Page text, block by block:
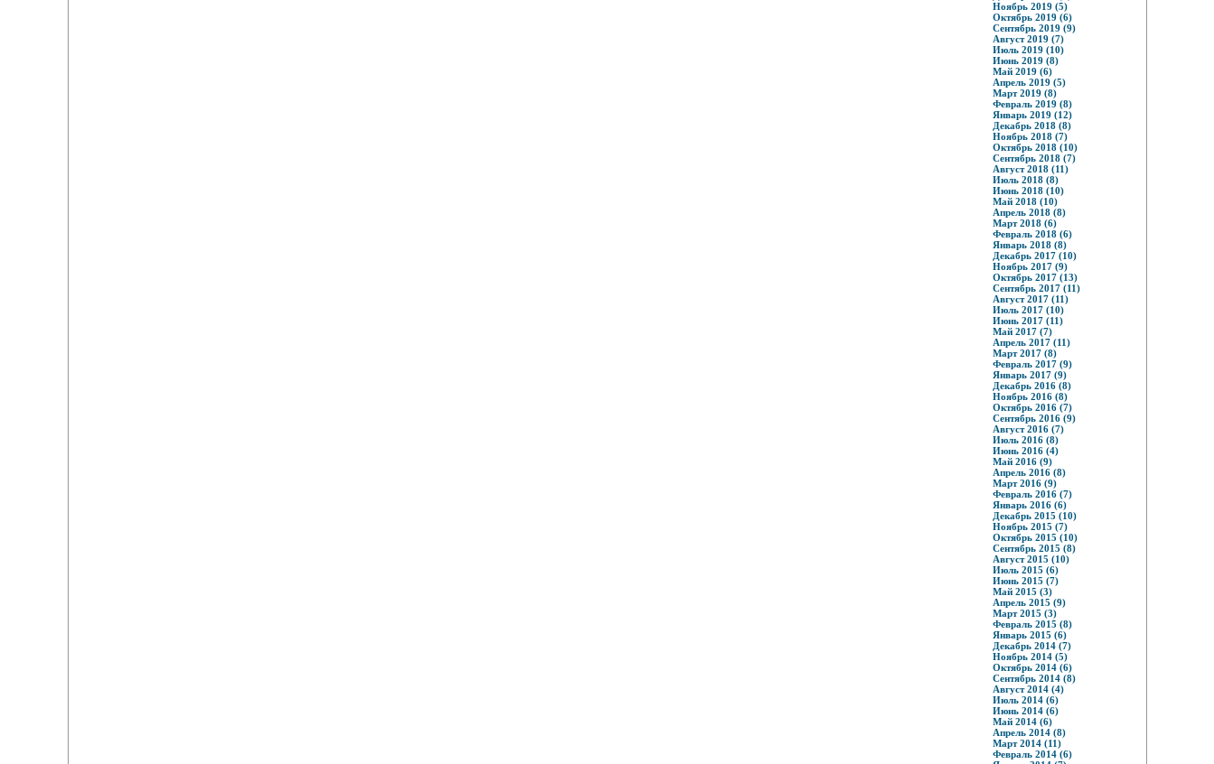
Ноябрь 2019 (5)
Октябрь 2019 (6)
Сентябрь 2019 (9)
Август 2019 (7)
Июль 2019 (10)
Июнь 2019 (8)
Май 2019 (6)
Апрель 2019 (5)
Март 2019 (8)
Февраль 2019 (8)
Январь 2019 (12)
Декабрь 2018 (8)
Ноябрь 2018 (7)
Октябрь 2018 (10)
Сентябрь 2018 (7)
Август 2018 (11)
Июль 2018 (8)
Июнь 2018 (10)
Май 2018 (10)
Апрель 2018 (8)
Март 2018 (6)
Февраль 2018 (6)
Январь 2018 (8)
Декабрь 2017 (10)
Ноябрь 2017 (9)
Октябрь 2017 (13)
Сентябрь 2017 (11)
Август 2017 (11)
Июль 2017 (10)
Июнь 2017 (11)
Май 2017 (7)
Апрель 2017 (11)
Март 2017 (8)
Февраль 2017 (9)
Январь 2017 (9)
Декабрь 2016 (8)
Ноябрь 2016 (8)
Октябрь 2016 (7)
Сентябрь 2016 (9)
Август 2016 (7)
Июль 2016 (8)
Июнь 2016 (4)
Май 2016 (9)
Апрель 2016 (8)
Март 2016 (9)
Февраль 2016 (7)
Январь 2016 (6)
Декабрь 2015 (10)
Ноябрь 2015 (7)
Октябрь 2015 (10)
Сентябрь 2015 (8)
Август 2015 (10)
Июль 2015 (6)
Июнь 2015 (7)
Май 2015 (3)
Апрель 2015 (9)
Март 2015 (3)
Февраль 2015 (8)
Январь 2015 (6)
Декабрь 2014 (7)
Ноябрь 2014 (5)
Октябрь 2014 (6)
Сентябрь 2014 (8)
Август 2014 (4)
Июль 2014 (6)
Июнь 2014 (6)
Май 2014 (6)
Апрель 2014 (8)
Март 2014 (11)
Февраль 2014 (6)